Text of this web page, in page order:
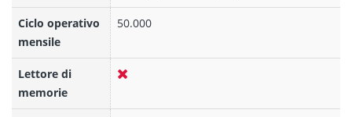
Ciclo operativo
mensile
50.000
Lettore di
memorie